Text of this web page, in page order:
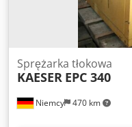
Niemcy 470 km
Sprężarka tłokowa
KAESER EPC 340